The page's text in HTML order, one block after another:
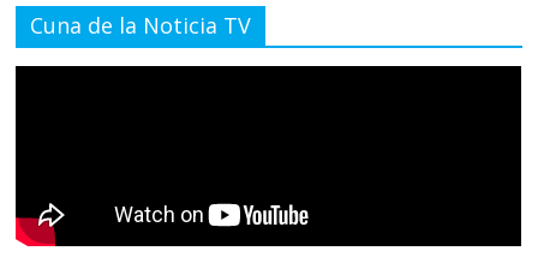
Cuna de la Noticia TV